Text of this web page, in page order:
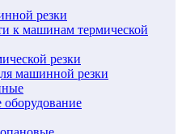
резки
к машинам термической
резки
машинной резки
оборудование